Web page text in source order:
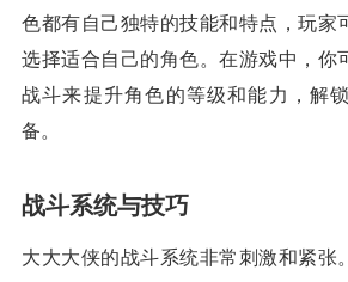
色都有自己独特的技能和特点，玩家
选择适合自己的角色。在游戏中，你
战斗来提升角色的等级和能力，解
备。
战斗系统与技巧
大大大侠的战斗系统非常刺激和紧张